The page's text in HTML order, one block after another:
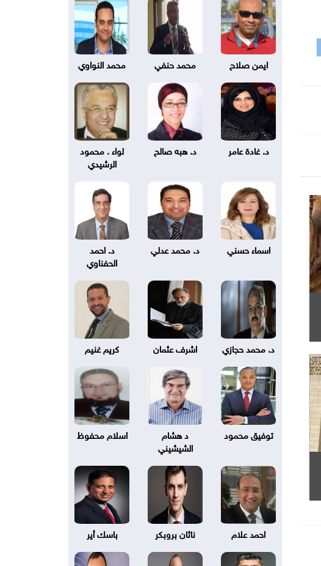
ايمن صلاح محمد حنفي محمد النواوي
د. غادة عامر د. هبه صالح
لواء . محمود
الرشيدي
اسماء حسني د. محمد عدلي
د. احمد
الحفناوي
د. محمد حجازي اشرف عثمان كريم غنيم
توفيق محمود
د هشام
الشيشيني
اسلام محفوظ
احمد علام ناثان بروبكر باسك أير